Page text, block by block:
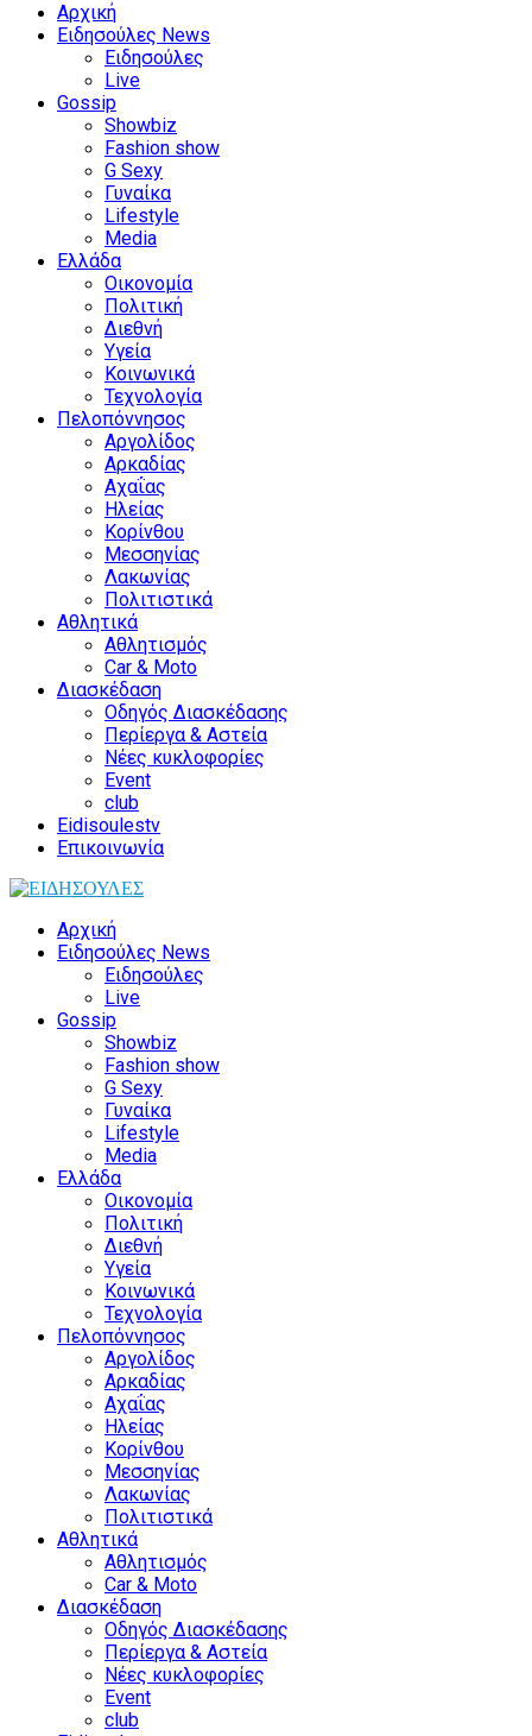
Αρχική
Ειδησούλες News
Ειδησούλες
Live
Gossip
Showbiz
Fashion show
G Sexy
Γυναίκα
Lifestyle
Media
Ελλάδα
Οικονομία
Πολιτική
Διεθνή
Υγεία
Κοινωνικά
Τεχνολογία
Πελοπόννησος
Αργολίδος
Αρκαδίας
Αχαΐας
Ηλείας
Κορίνθου
Μεσσηνίας
Λακωνίας
Πολιτιστικά
Αθλητικά
Αθλητισμός
Car & Moto
Διασκέδαση
Οδηγός Διασκέδασης
Περίεργα & Αστεία
Νέες κυκλοφορίες
Event
club
Eidisoulestv
Επικοινωνία
Αρχική
Ειδησούλες News
Ειδησούλες
Live
Gossip
Showbiz
Fashion show
G Sexy
Γυναίκα
Lifestyle
Media
Ελλάδα
Οικονομία
Πολιτική
Διεθνή
Υγεία
Κοινωνικά
Τεχνολογία
Πελοπόννησος
Αργολίδος
Αρκαδίας
Αχαΐας
Ηλείας
Κορίνθου
Μεσσηνίας
Λακωνίας
Πολιτιστικά
Αθλητικά
Αθλητισμός
Car & Moto
Διασκέδαση
Οδηγός Διασκέδασης
Περίεργα & Αστεία
Νέες κυκλοφορίες
Event
club